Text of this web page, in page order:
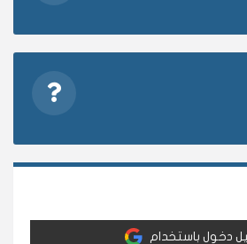
دخول باستخدام